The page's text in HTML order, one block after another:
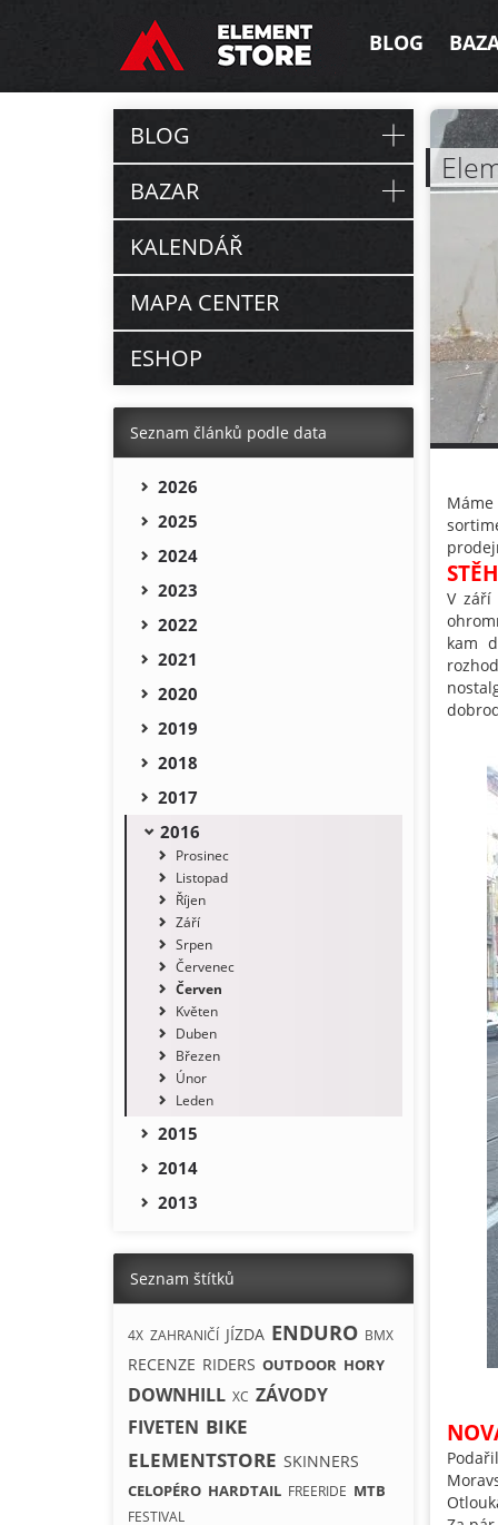
BLOG
V
kam
BLOG
BAZAR
KALENDÁŘ
MAPA CENTER
ESHOP
Seznam článků podle data
2026
2025
2024
2023
2022
2021
2020
2019
2018
2017
2016
Prosinec
Listopad
Říjen
Září
Srpen
Červenec
Červen
Květen
Duben
Březen
Únor
Leden
2015
2014
2013
Seznam štítků
4X ZAHRANIČÍ JÍZDA ENDURO BMX
RECENZE RIDERS OUTDOOR HORY
DOWNHILL XC ZÁVODY
FIVETEN BIKE
ELEMENTSTORE SKINNERS
CELOPÉRO HARDTAIL FREERIDE MTB
FESTIVAL